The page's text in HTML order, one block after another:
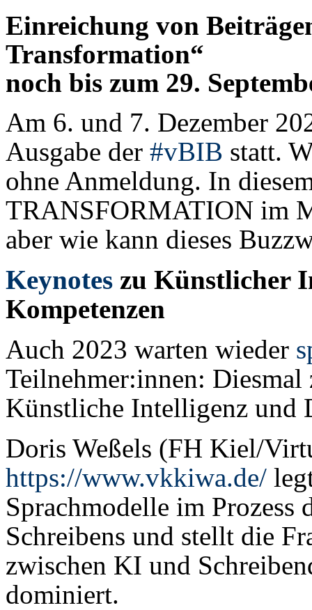
Einreichung von
Transformation“
noch bis zum 29.
Am 6. und 7. Dezember
Ausgabe der #vBIB statt.
ohne Anmeldung. In
TRANSFORMATION im
aber wie kann dieses
Keynotes zu Künstlicher
Kompetenzen
Auch 2023 warten wieder
Teilnehmer:innen:
Künstliche Intelligenz und
Doris Weßels (FH Kiel/
https://www.vkkiwa.de/
Sprachmodelle im Prozess
Schreibens und stellt die
zwischen KI und
dominiert.